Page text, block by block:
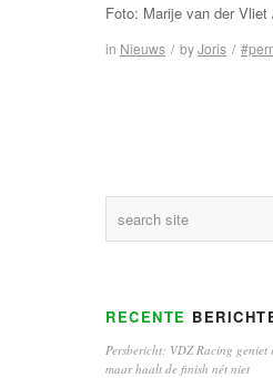
Foto: Marije van der
in Nieuws / byJoris /
RECENTE
Persbericht: VDZ Racing
maar haalt de finish nét niet